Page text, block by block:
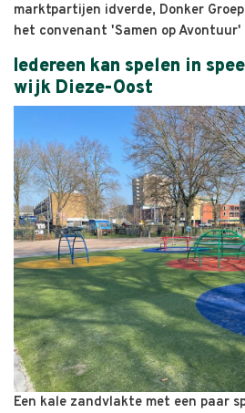
marktpartijen idverde, Donker
het convenant 'Samen op
Iedereen kan spelen in
wijk Dieze-Oost
Een kale zandvlakte met een paar